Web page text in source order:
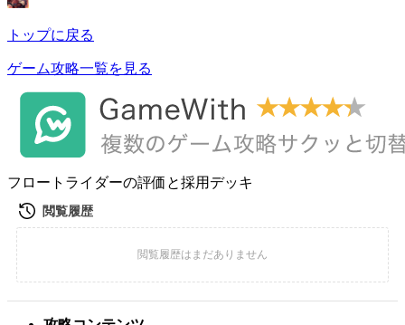
トップに戻る
ゲーム攻略一覧を見る
フロートライダーの評価と採用デッキ